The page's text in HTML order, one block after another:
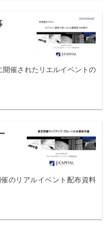
催されたリエルイベントの
のリアルイベント配布資料